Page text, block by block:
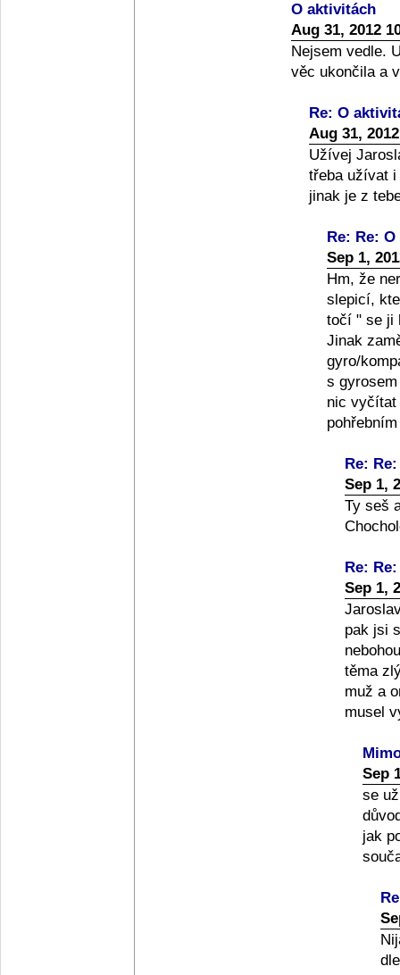
O aktivitách
Aug 31, 2012
Nejsem vedle.
věc ukončila a
Re: O
Aug 31,
Užívej
třeba užívat
jinak je z
Re: Re:
Sep 1,
Hm, že
slepicí,
točí " se ji
Jinak
gyro/
s
nic vyčítat
Re:
Sep 1,
Ty seš
Re:
Sep 1,
pak jsi
těma
muž a
musel
Sep
se
jak